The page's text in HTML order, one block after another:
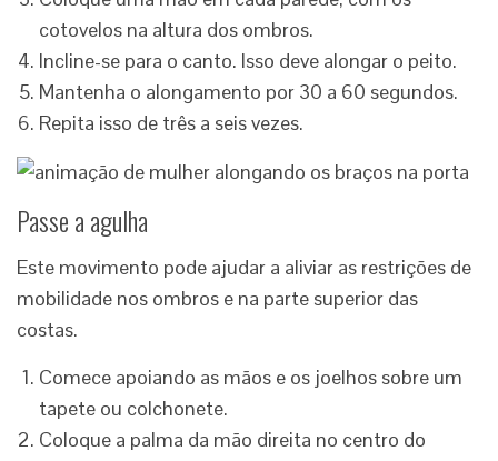
cotovelos na altura dos ombros.
Incline-se para o canto. Isso deve alongar o peito.
Mantenha o alongamento por 30 a 60 segundos.
Repita isso de três a seis vezes.
Passe a agulha
Este movimento pode ajudar a aliviar as restrições de
mobilidade nos ombros e na parte superior das
costas.
Comece apoiando as mãos e os joelhos sobre um
tapete ou colchonete.
Coloque a palma da mão direita no centro do